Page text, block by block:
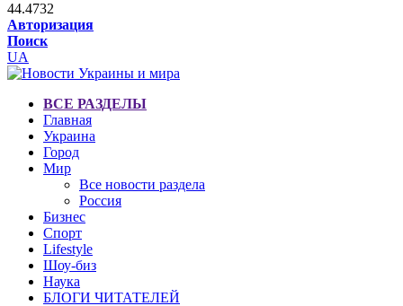
44.4732
Авторизация
Поиск
UA
ВСЕ РАЗДЕЛЫ
Главная
Украина
Город
Мир
Все новости раздела
Россия
Бизнес
Спорт
Lifestyle
Шоу-биз
Наука
БЛОГИ ЧИТАТЕЛЕЙ